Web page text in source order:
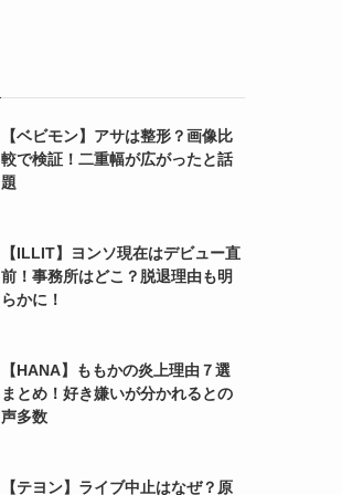
【ベビモン】アサは整形？画像比
較で検証！二重幅が広がったと話
題
【ILLIT】ヨンソ現在はデビュー直
前！事務所はどこ？脱退理由も明
らかに！
【HANA】ももかの炎上理由７選
まとめ！好き嫌いが分かれるとの
声多数
【テヨン】ライブ中止はなぜ？原